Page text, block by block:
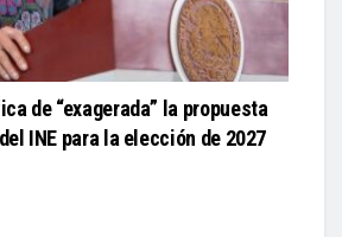
de “exagerada” la propuesta
INE para la elección de 2027